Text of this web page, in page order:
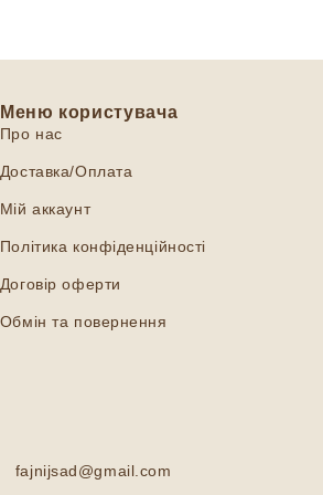
Меню користувача
Про нас
Доставка/Оплата
Мій аккаунт
Політика конфіденційності
Договір оферти
Обмін та повернення
fajnijsad@gmail.com